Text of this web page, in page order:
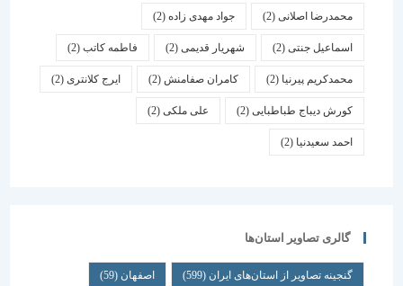
محمدرضا اصلانی(2) جواد مهدی زاده(2)
اسماعیل جنتی(2) شهریار قدیمی(2) فاطمه کاتب(2)
محمدکریم پیرنیا (2) کامران صفامنش(2) ایرج کلانتری (2)
کورش دیباج طباطبایی(2) علی ملکی(2)
احمد سعیدنیا (2)
گالری تصاویر استان‌ها
گنجینه تصاویر از استان‌های ایران(599) اصفهان (59)